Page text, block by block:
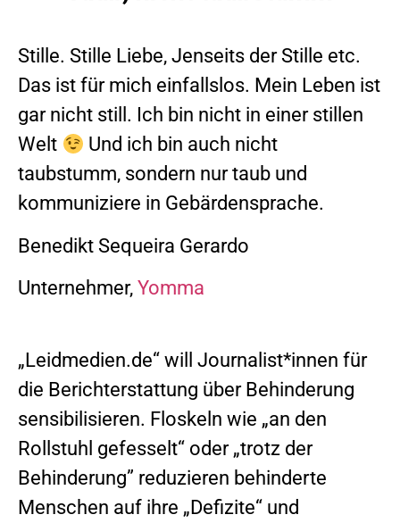
Stille. Stille Liebe, Jenseits der Stille etc.
Das ist für mich einfallslos. Mein Leben ist
gar nicht still. Ich bin nicht in einer stillen
Welt
Und ich bin auch nicht
taubstumm, sondern nur taub und
kommuniziere in Gebärdensprache.
Benedikt Sequeira Gerardo
Unternehmer, Yomma
„Leidmedien.de“ will Journalist*innen für
die Berichterstattung über Behinderung
sensibilisieren. Floskeln wie „an den
Rollstuhl gefesselt“ oder „trotz der
Behinderung” reduzieren behinderte
Menschen auf ihre „Defizite“ und